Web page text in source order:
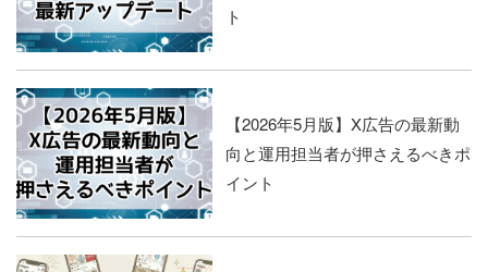
ト
【2026年5月版】X広告の最新動
向と運用担当者が押さえるべきポ
イント